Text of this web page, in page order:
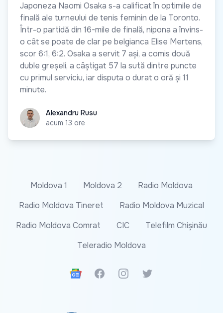
Japoneza Naomi Osaka s-a calificat în optimile de
finală ale turneului de tenis feminin de la Toronto.
Într-o partidă din 16-mile de finală, nipona a învins-
o cât se poate de clar pe belgianca Elise Mertens,
scor 6:1, 6:2. Osaka a servit 7 ași, a comis două
duble greșeli, a câștigat 57 la sută dintre puncte
cu primul serviciu, iar disputa o durat o oră și 11
minute.
Alexandru Rusu
Alexandru Rusu
acum 13 ore
Moldova 1 Moldova 2
Radio Moldova
Radio Moldova Tineret
Radio Moldova Muzical
Radio Moldova Comrat
CIC
Telefilm Chișinău
Teleradio Moldova
Google News
FacebookInstagramTwitter